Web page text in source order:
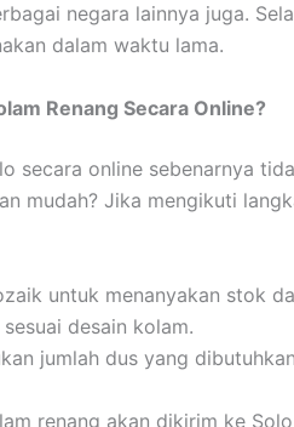
negara lainnya juga.
dalam waktu lama.
Renang Secara Online?
secara online sebenarnya
mudah? Jika mengikuti
untuk menanyakan stok
desain kolam.
jumlah dus yang
renang akan dikirim ke